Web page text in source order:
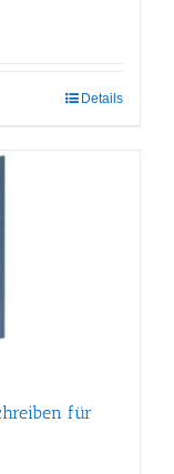
Details
für